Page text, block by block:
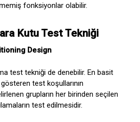
fonksiyonlar olabilir.
Kutu Test Tekniği
Design
test tekniği de denebilir. En basit
gösteren test koşullarının
grupların her birinden seçilen
test edilmesidir.